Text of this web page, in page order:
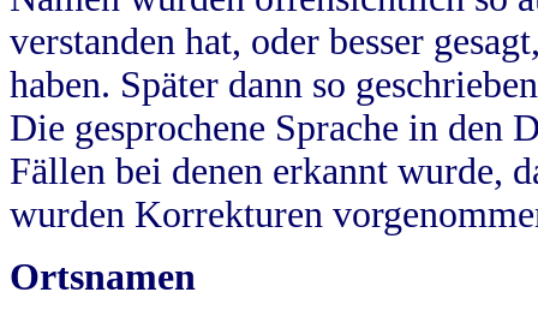
verstanden hat, oder besser
haben. Später dann so
Die gesprochene Sprache in
Fällen bei denen erkannt wurde,
wurden Korrekturen
Ortsnamen